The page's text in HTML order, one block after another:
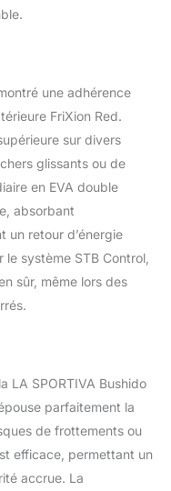
une adhérence
FriXion Red.
sur divers
glissants ou de
en EVA double
absorbant
un retour d’énergie
système STB Control,
sûr, même lors des
LA SPORTIVA Bushido
parfaitement la
de frottements ou
efficace, permettant un
accrue. La